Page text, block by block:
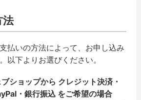
法
払いの方法によって、お申し込み
以下よりお選びください。
ショップから クレジット決済・
・銀行振込 をご希望の場合